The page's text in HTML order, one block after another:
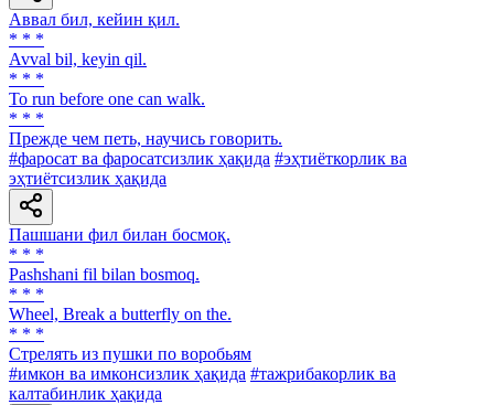
Аввал бил, кейин қил.
* * *
Avval bil, keyin qil.
* * *
To run before one can walk.
* * *
Прежде чем петь, научись говорить.
#фаросат ва фаросатсизлик ҳақида #эҳтиёткорлик ва
эҳтиётсизлик ҳақида
Пашшани фил билан босмоқ.
* * *
Pashshani fil bilan bosmoq.
* * *
Wheel, Break a butterfly on the.
* * *
Стрелять из пушки по воробьям
#имкон ва имконсизлик ҳақида #тажрибакорлик ва
калтабинлик ҳақида